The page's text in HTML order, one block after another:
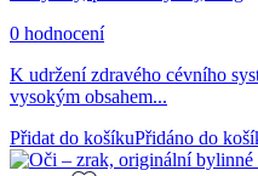
0 hodnocení
K udržení zdravého cévního
vysokým obsahem...
Přidat do košíkuPřidáno do